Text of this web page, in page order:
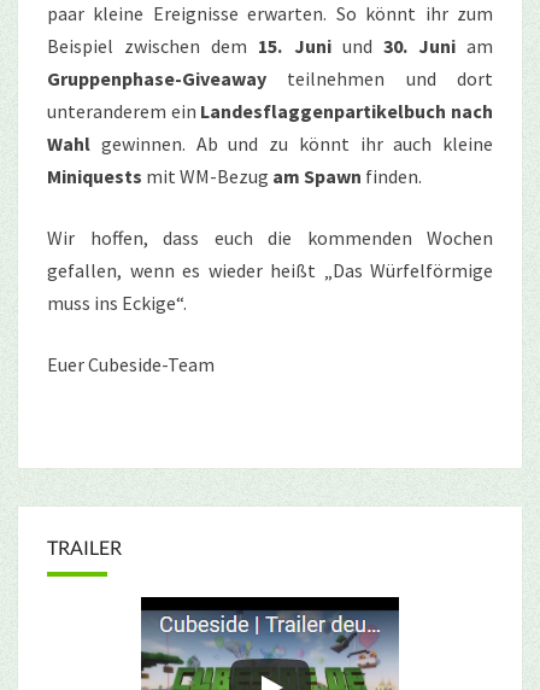
paar kleine Ereignisse erwarten. So könnt ihr zum
Beispiel zwischen dem 15. Juniund 30. Juniam
Gruppenphase-Giveaway teilnehmen und dort
unteranderem ein Landesflaggenpartikelbuch nach
Wahl gewinnen. Ab und zu könnt ihr auch kleine
Miniquests mit WM-Bezug am Spawn finden.
Wir hoffen, dass euch die kommenden Wochen
gefallen, wenn es wieder heißt „Das Würfelförmige
muss ins Eckige“.
Euer Cubeside-Team
TRAILER